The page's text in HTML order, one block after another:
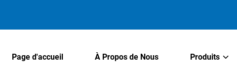
Page d'accueil À Propos de Nous Produits